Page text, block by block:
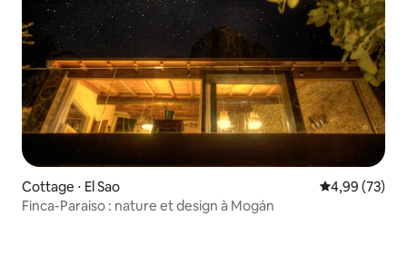
Cottage ⋅ El Sao Évaluation
4,99 (73)
Finca-Paraiso : nature et design à Mogán